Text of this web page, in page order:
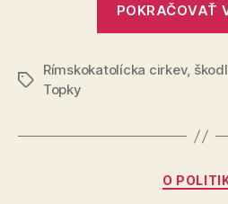
POKRAČOVAŤ
Značky
Rímskokatolícka cirkev,
Topky
O